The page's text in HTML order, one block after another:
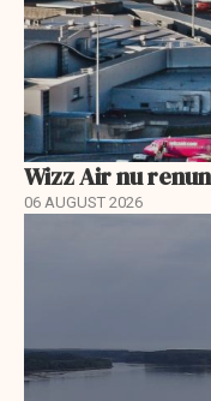
Wizz Air nu
06 AUGUST 2026